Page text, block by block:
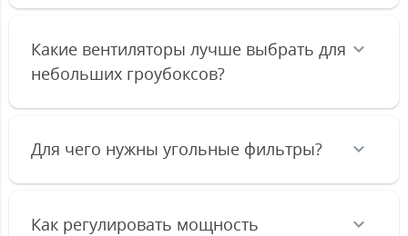
Какие вентиляторы лучше выбрать для
небольших гроубоксов?
Для чего нужны угольные фильтры?
Как регулировать мощность